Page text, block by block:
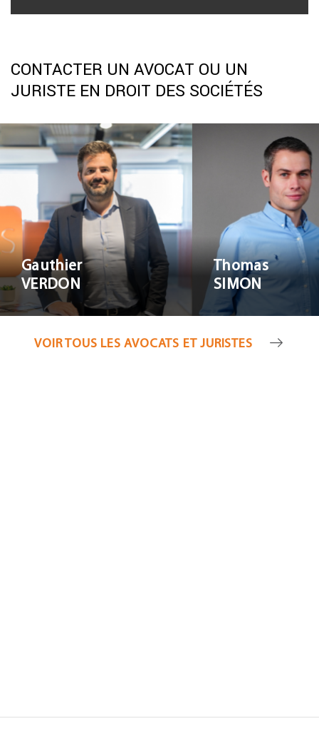
CONTACTER UN AVOCAT OU UN
JURISTE EN DROIT DES SOCIÉTÉS
Gauthier
VERDON
Gauthier VERDON
Thomas
SIMON
Thomas
VOIR TOUS LES AVOCATS ET JURISTES